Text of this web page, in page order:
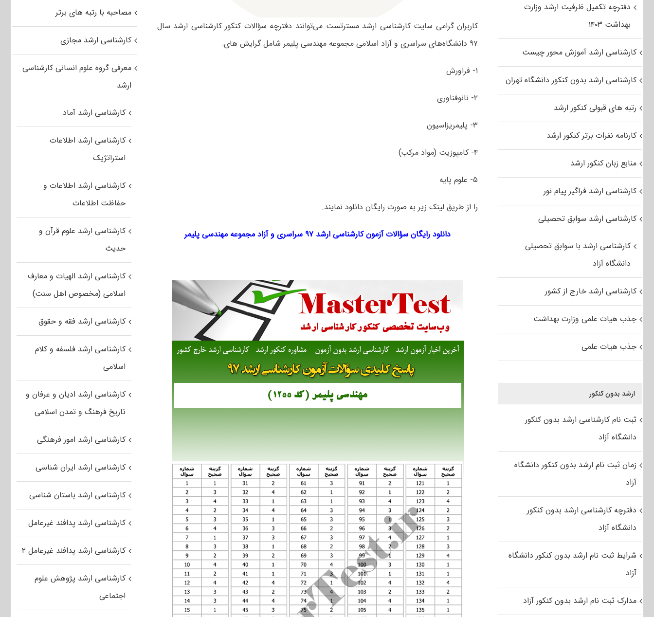
کاربران گرامی سایت کارشناسی ارشد مسترتست می‌توانند دفترچه سؤالات کنکور کارشناسی ارشد سال
۹۷ دانشگاه‌های سراسری و آزاد اسلامی مجموعه مهندسی پلیمر شامل گرایش های:
۱- فراورش
۲- نانوفناوری
۳- پلیمریزاسیون
۴- کامپوزیت (مواد مرکب)
۵- علوم پایه
را از طریق لینک‌ زیر به صورت رایگان دانلود نمایند.
دانلود رایگان سؤالات آزمون کارشناسی ارشد ۹۷ سراسری و آزاد مجموعه مهندسی پلیمر
مصاحبه با رتبه های برتر
کارشناسی ارشد مجازی
معرفی گروه علوم انسانی کارشناسی
ارشد
کارشناسی ارشد آماد
کارشناسی ارشد اطلاعات
استراتژیک
کارشناسی ارشد اطلاعات و
حفاظت اطلاعات
کارشناسی ارشد علوم قرآن و
حدیث
کارشناسی ارشد الهیات و معارف
اسلامی (مخصوص اهل سنت)
کارشناسی ارشد فقه و حقوق
کارشناسی ارشد فلسفه و کلام
اسلامی
کارشناسی ارشد ادیان و عرفان و
تاریخ فرهنگ و تمدن اسلامی
کارشناسی ارشد امور فرهنگی
کارشناسی ارشد ایران شناسی
کارشناسی ارشد باستان شناسی
کارشناسی ارشد پدافند غیرعامل
کارشناسی ارشد پدافند غیرعامل ۲
کارشناسی ارشد پژوهش علوم
اجتماعی
دفترچه تکمیل ظرفیت ارشد وزارت
بهداشت ۱۴۰۳
کارشناسی ارشد آموزش محور چیست
کارشناسی ارشد بدون کنکور دانشگاه تهران
رتبه های قبولی کنکور ارشد
کارنامه نفرات برتر کنکور ارشد
منابع زبان کنکور ارشد
کارشناسی ارشد فراگیر پیام نور
کارشناسی ارشد سوابق تحصیلی
کارشناسی ارشد با سوابق تحصیلی
دانشگاه آزاد
کارشناسی ارشد خارج از کشور
جذب هیات علمی وزارت بهداشت
جذب هیات علمی
ارشد بدون کنکور
ثبت نام کارشناسی ارشد بدون کنکور
دانشگاه آزاد
زمان ثبت نام ارشد بدون کنکور دانشگاه
آزاد
دفترچه کارشناسی ارشد بدون کنکور
دانشگاه آزاد
شرایط ثبت نام ارشد بدون کنکور دانشگاه
آزاد
مدارک ثبت نام ارشد بدون کنکور آزاد